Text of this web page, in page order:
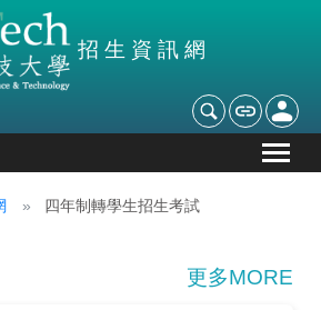
招生資訊網
四年制轉學生招生考試
更多MORE